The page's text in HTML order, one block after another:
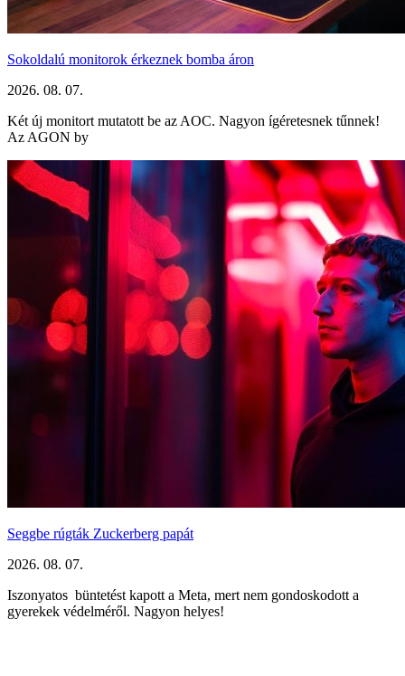
Sokoldalú monitorok érkeznek bomba áron
2026. 08. 07.
Két új monitort mutatott be az AOC. Nagyon ígéretesnek tűnnek!
Az AGON by
Seggbe rúgták Zuckerberg papát
2026. 08. 07.
Iszonyatos büntetést kapott a Meta, mert nem gondoskodott a
gyerekek védelméről. Nagyon helyes!